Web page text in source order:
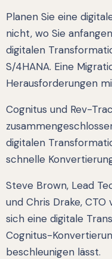
Planen Sie eine
nicht, wo Sie
digitalen
S/4HANA. Eine
Herausforderungen
Cognitus und Rev-
digitalen
schnelle
Steve Brown, Lead
und Chris Drake, CTO
sich eine digitale
Cognitus-
beschleunigen lässt.